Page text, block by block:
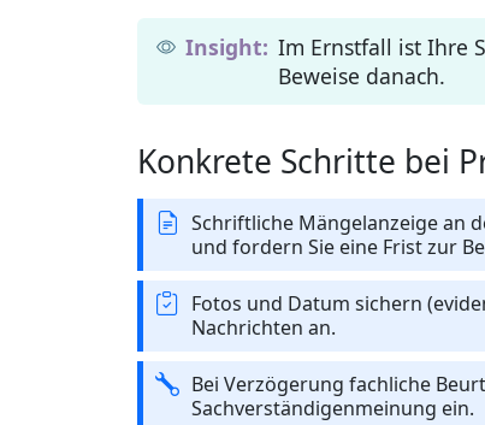
Im Ernstfall ist Ihre
Beweise danach.
Konkrete Schritte bei
Schriftliche Mängelanzeige an
und fordern Sie eine Frist zur
Fotos und Datum sichern
Nachrichten an.
Bei Verzögerung fachliche
Sachverständigenmeinung ein.